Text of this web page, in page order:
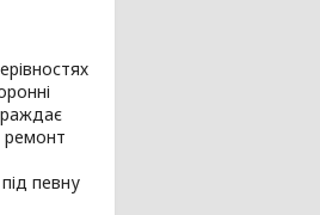
ремонт
певну